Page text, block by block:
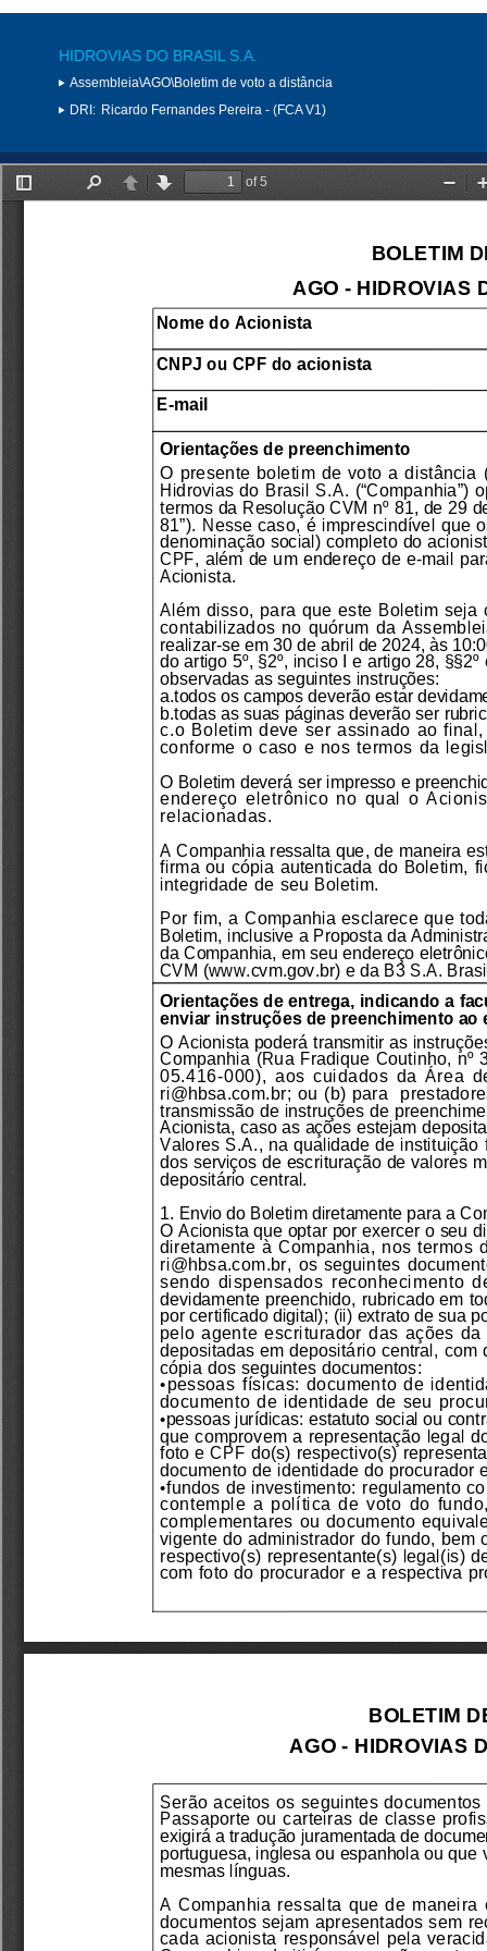
HIDROVIAS DO BRASIL S.A.
Assembleia\AGO\Boletim de voto a distância
DRI: Ricardo Fernandes Pereira - (FCA V1)